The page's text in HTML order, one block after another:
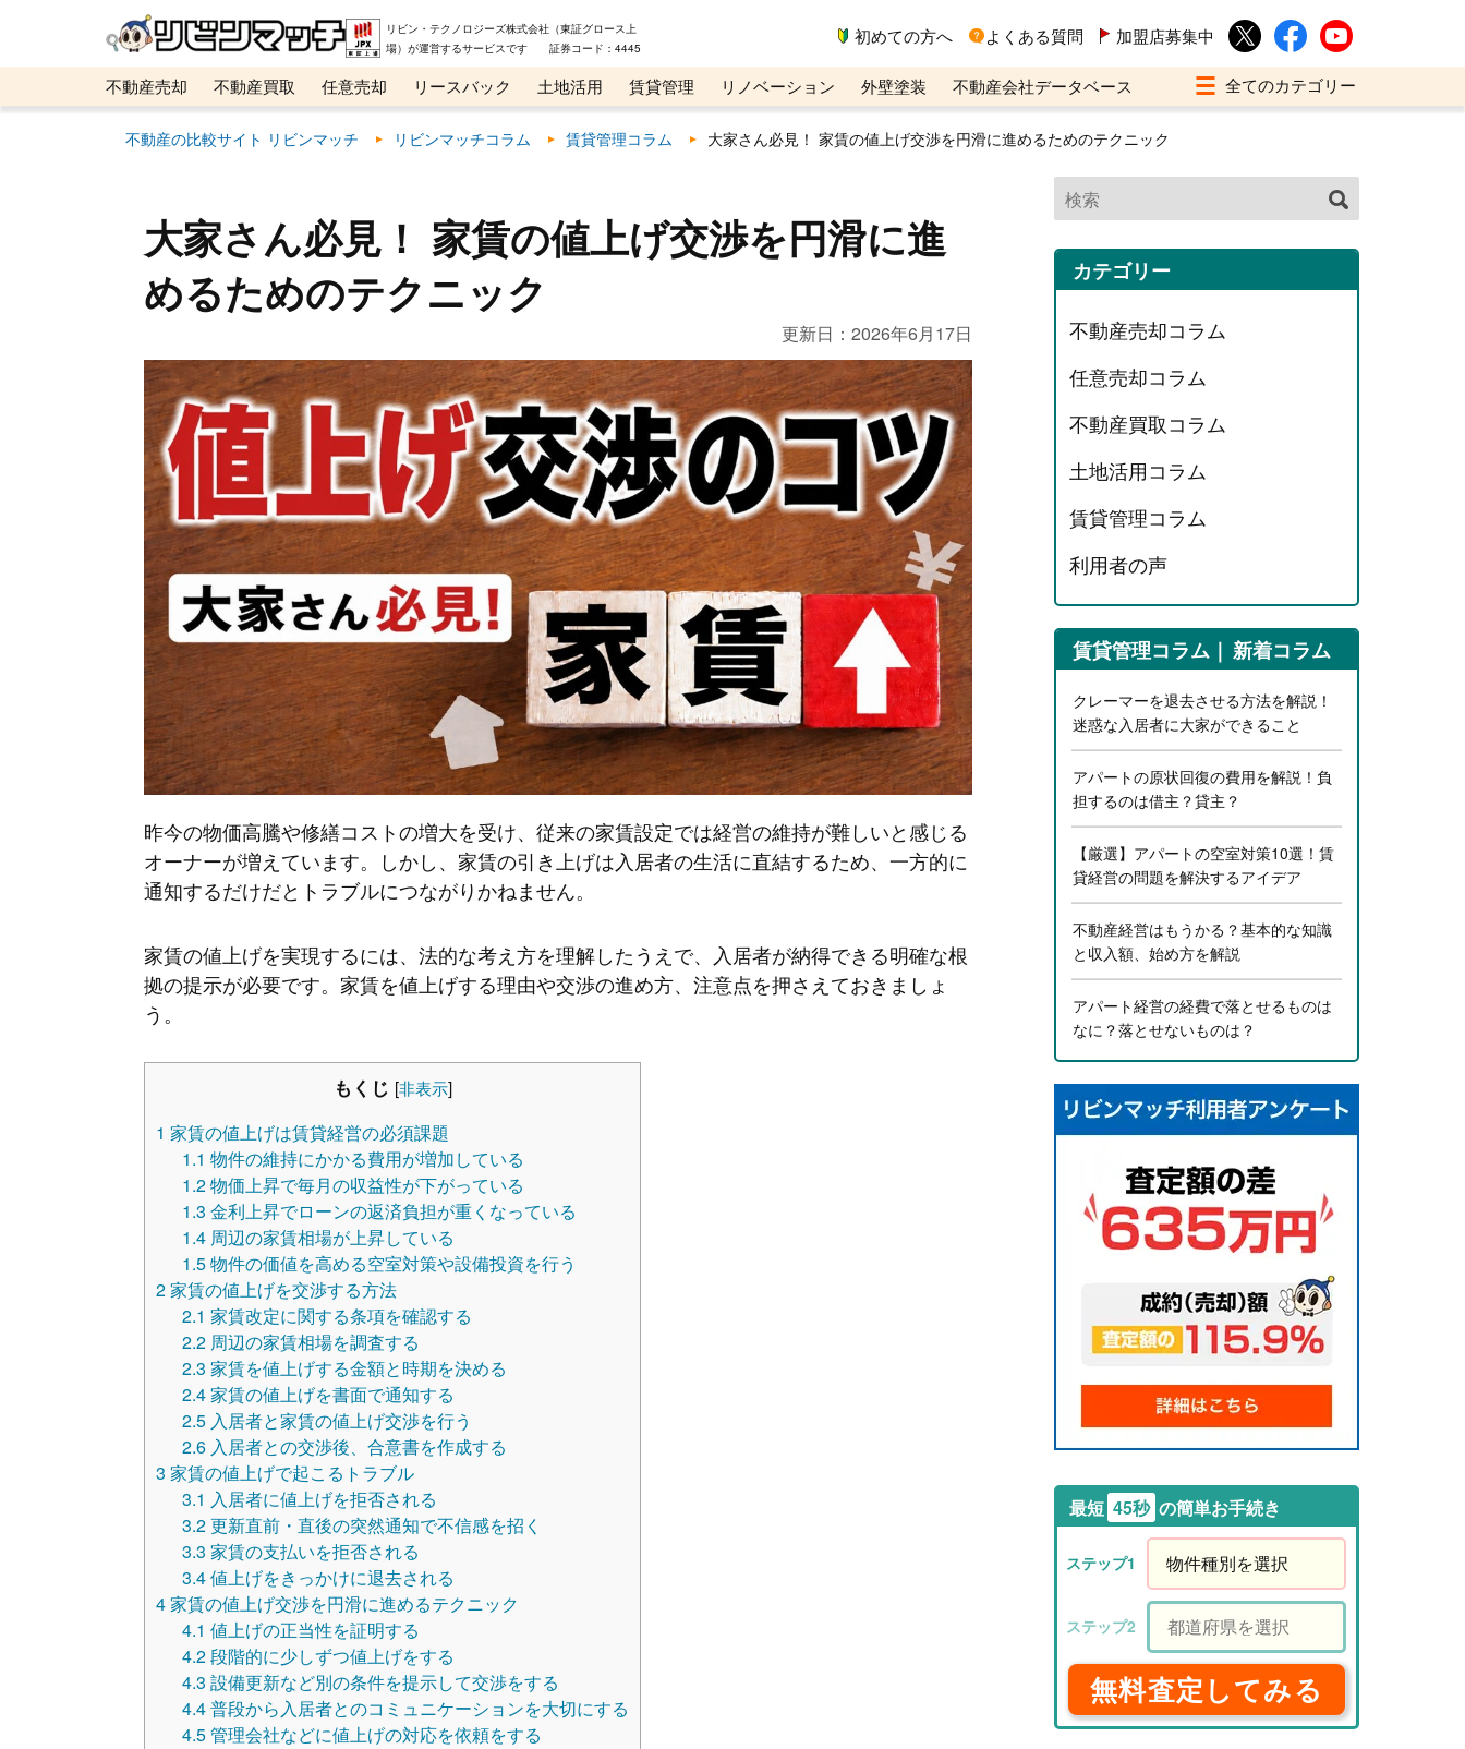
リビン・テクノロジーズ株式会社（東証グロース上
場）が運営するサービスです 証券コード：4445
初めての方へ よくある質問 加盟店募集中
不動産売却 不動産買取 任意売却 リースバック 土地活用 賃貸管理 リノベーション 外壁塗装
不動産会社データベース
メタ住宅展示場
ベスト不動産カンパニー オンライン講座 リビンマガジンBiz
不動産の比較サイト リビンマッチ リビンマッチコラム 賃貸管理コラム 大家さん必見！ 家賃の値上げ交渉を円滑に進めるためのテクニック
大家さん必見！ 家賃の値上げ交渉を円滑に進
めるためのテクニック
更新日： 2026年6月17日
昨今の物価高騰や修繕コストの増大を受け、従来の家賃設定では経営の維持が難しいと感じる
オーナーが増えています。しかし、家賃の引き上げは入居者の生活に直結するため、一方的に
通知するだけだとトラブルにつながりかねません。
家賃の値上げを実現するには、法的な考え方を理解したうえで、入居者が納得できる明確な根
拠の提示が必要です。家賃を値上げする理由や交渉の進め方、注意点を押さえておきましょ
う。
もくじ [非表示]
1 家賃の値上げは賃貸経営の必須課題
1.1 物件の維持にかかる費用が増加している
1.2物価上昇で毎月の収益性が下がっている
1.3 金利上昇でローンの返済負担が重くなっている
1.4 周辺の家賃相場が上昇している
1.5物件の価値を高める空室対策や設備投資を行う
2家賃の値上げを交渉する方法
2.1 家賃改定に関する条項を確認する
2.2 周辺の家賃相場を調査する
2.3 家賃を値上げする金額と時期を決める
2.4家賃の値上げを書面で通知する
2.5 入居者と家賃の値上げ交渉を行う
2.6 入居者との交渉後、合意書を作成する
3 家賃の値上げで起こるトラブル
3.1 入居者に値上げを拒否される
3.2更新直前・直後の突然通知で不信感を招く
3.3 家賃の支払いを拒否される
3.4値上げをきっかけに退去される
4家賃の値上げ交渉を円滑に進めるテクニック
4.1 値上げの正当性を証明する
4.2段階的に少しずつ値上げをする
4.3 設備更新など別の条件を提示して交渉をする
4.4普段から入居者とのコミュニケーションを大切にする
4.5管理会社などに値上げの対応を依頼をする
カテゴリー
不動産売却コラム
任意売却コラム
不動産買取コラム
土地活用コラム
賃貸管理コラム
利用者の声
賃貸管理コラム 新着コラム
クレーマーを退去させる方法を解説！
迷惑な入居者に大家ができること
アパートの原状回復の費用を解説！負
担するのは借主？貸主？
【厳選】アパートの空室対策10選！賃
貸経営の問題を解決するアイデア
不動産経営はもうかる？基本的な知識
と収入額、始め方を解説
アパート経営の経費で落とせるものは
なに？落とせないものは？
最短 45秒 の簡単お手続き
無料査定してみる